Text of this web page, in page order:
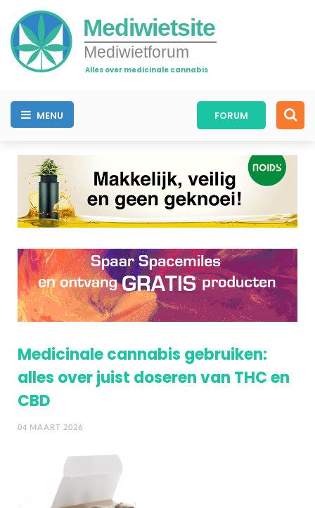
Mediwietsite
Mediwietforum
Alles over medicinale cannabis
MENU FORUM
Medicinale cannabis gebruiken:
alles over juist doseren van THC en
CBD
04 MAART 2026